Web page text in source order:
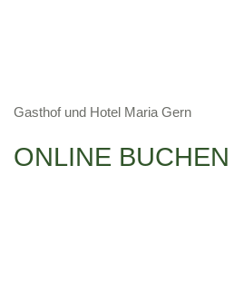
Gasthof und Hotel Maria Gern
ONLINE BUCHEN